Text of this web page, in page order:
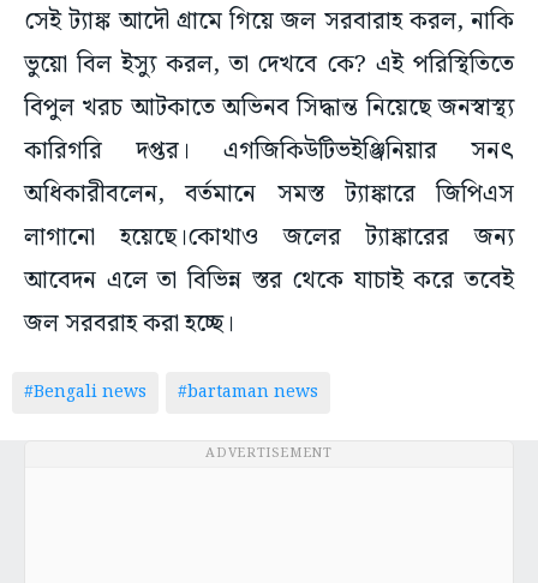
সেই ট্যাঙ্ক আদৌ গ্রামে গিয়ে জল সরবারাহ করল, নাকি
ভুয়ো বিল ইস্যু করল, তা দেখবে কে? এই পরিস্থিতিতে
বিপুল খরচ আটকাতে অভিনব সিদ্ধান্ত নিয়েছে জনস্বাস্থ্য
কারিগরি দপ্তর। এগজিকিউটিভইঞ্জিনিয়ার সনৎ
অধিকারীবলেন, বর্তমানে সমস্ত ট্যাঙ্কারে জিপিএস
লাগানো হয়েছে।কোথাও জলের ট্যাঙ্কারের জন্য
আবেদন এলে তা বিভিন্ন স্তর থেকে যাচাই করে তবেই
জল সরবরাহ করা হচ্ছে।
#Bengali news #bartaman news
ADVERTISEMENT